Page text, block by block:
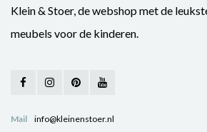
Klein & Stoer, de webshop met de
meubels voor de kinderen.
Mail info@kleinenstoer.nl